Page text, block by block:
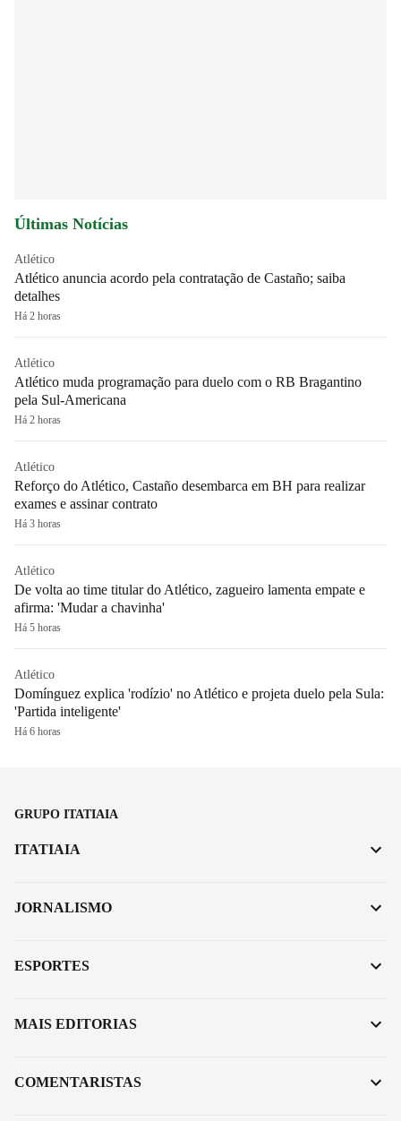
Últimas Notícias
Atlético
Atlético anuncia acordo pela contratação de Castaño; saiba
detalhes
Há 2 horas
Atlético
Atlético muda programação para duelo com o RB Bragantino
pela Sul-Americana
Há 2 horas
Atlético
Reforço do Atlético, Castaño desembarca em BH para realizar
exames e assinar contrato
Há 3 horas
Atlético
De volta ao time titular do Atlético, zagueiro lamenta empate e
afirma: 'Mudar a chavinha'
Há 5 horas
Atlético
Domínguez explica 'rodízio' no Atlético e projeta duelo pela Sula:
'Partida inteligente'
Há 6 horas
GRUPO ITATIAIA
ITATIAIA
JORNALISMO
ESPORTES
MAIS EDITORIAS
COMENTARISTAS